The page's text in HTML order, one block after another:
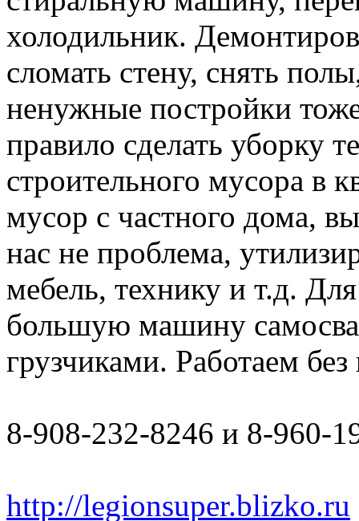
холодильник.
сломать стену, снять
ненужные постройки
правило сделать уборку
строительного мусора в
мусор с частного дома,
нас не проблема,
мебель, технику и т.д.
большую машину
грузчиками. Работаем
8-908-232-8246 и 8-960-
http://legionsuper.blizko.ru